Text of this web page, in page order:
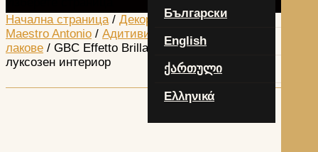
Български
English
ქართული
Ελληνικά
Начална страница/ Декоративни продукти -
Maestro Antonio / Адитиви, вакси, грундове,
лакове / GBC Effetto Brillante брокат/адитив за
луксозен интериор